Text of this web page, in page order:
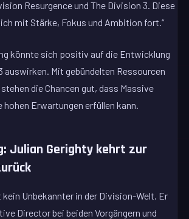
Resurgence und The Division 3. Diese
mit Stärke, Fokus und Ambition fort.“
könnte sich positiv auf die Entwicklung
auswirken. Mit gebündelten Ressourcen
die Chancen gut, dass Massive
Erwartungen erfüllen kann.
Julian Gerighty kehrt zur
Unbekannter in der Division-Welt. Er
Director bei beiden Vorgängern und